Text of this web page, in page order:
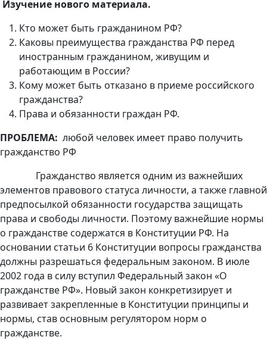
Изучение нового материала.
Кто может быть гражданином РФ?
Каковы преимущества гражданства РФ перед
иностранным гражданином, живущим и
работающим в России?
Кому может быть отказано в приеме российского
гражданства?
Права и обязанности граждан РФ.
ПРОБЛЕМА: любой человек имеет право получить
гражданство РФ
Гражданство является одним из важнейших
элементов правового статуса личности, а также главной
предпосылкой обязанности государства защищать
права и свободы личности. Поэтому важнейшие нормы
о гражданстве содержатся в Конституции РФ. На
основании статьи 6 Конституции вопросы гражданства
должны разрешаться федеральным законом. В июле
2002 года в силу вступил Федеральный закон «О
гражданстве РФ». Новый закон конкретизирует и
развивает закрепленные в Конституции принципы и
нормы, став основным регулятором норм о
гражданстве.